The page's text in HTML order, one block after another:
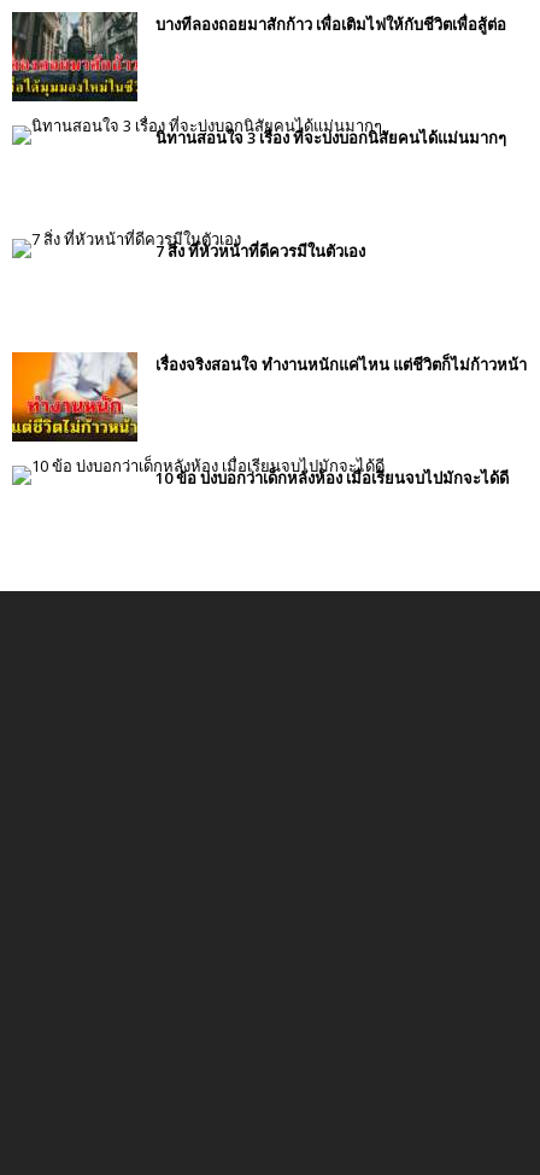
บางทีลองถอยมาสักก้าว เพื่อเติมไฟให้กับชีวิตเพื่อสู้ต่อ
นิทานสอนใจ 3 เรื่อง ที่จะบ่งบอกนิสัยคนได้แม่นมากๆ
7 สิ่ง ที่หัวหน้าที่ดีควรมีในตัวเอง
เรื่องจริงสอนใจ ทำงานหนักแค่ไหน แต่ชีวิตก็ไม่ก้าวหน้า
10 ข้อ บ่งบอกว่าเด็กหลังห้อง เมื่อเรียนจบไปมักจะได้ดี